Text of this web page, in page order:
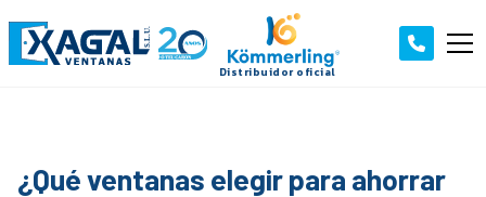
¿Qué ventanas elegir para ahorrar